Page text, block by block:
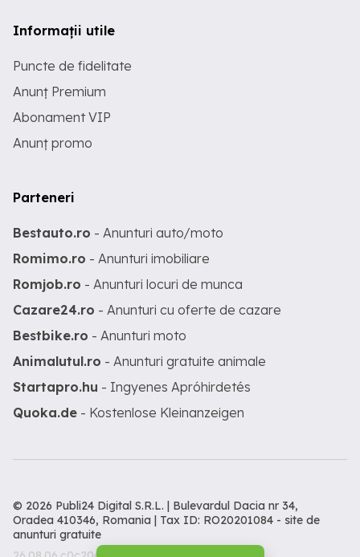
Informații utile
Puncte de fidelitate
Anunț Premium
Abonament VIP
Anunț promo
Parteneri
Bestauto.ro - Anunturi auto/moto
Romimo.ro - Anunturi imobiliare
Romjob.ro - Anunturi locuri de munca
Cazare24.ro - Anunturi cu oferte de cazare
Bestbike.ro - Anunturi moto
Animalutul.ro - Anunturi gratuite animale
Startapro.hu - Ingyenes Apróhirdetés
Quoka.de - Kostenlose Kleinanzeigen
© 2026 Publi24 Digital S.R.L. | Bulevardul Dacia nr 34,
Oradea 410346, Romania | Tax ID: RO20201084 - site de
anunturi gratuite